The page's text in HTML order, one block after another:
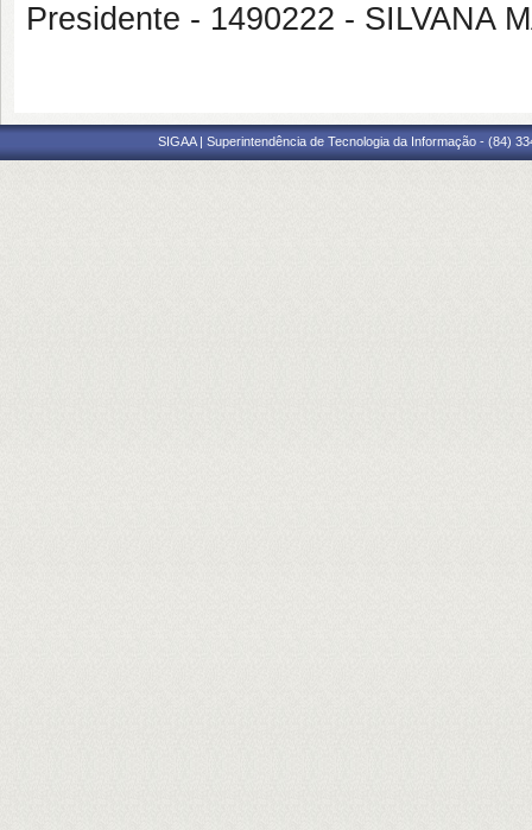
Presidente - 1490222 - SILVANA
SIGAA | Superintendência de Tecnologia da Informação - (84)